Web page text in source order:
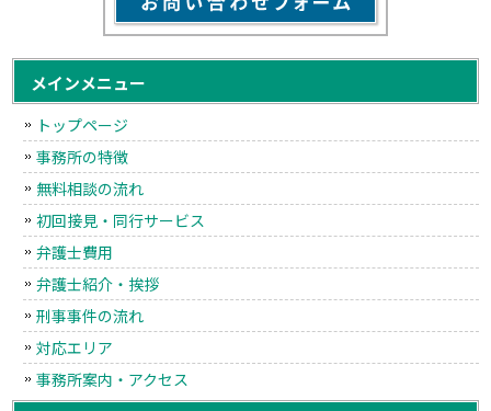
メインメニュー
トップページ
事務所の特徴
無料相談の流れ
初回接見・同行サービス
弁護士費用
弁護士紹介・挨拶
刑事事件の流れ
対応エリア
事務所案内・アクセス